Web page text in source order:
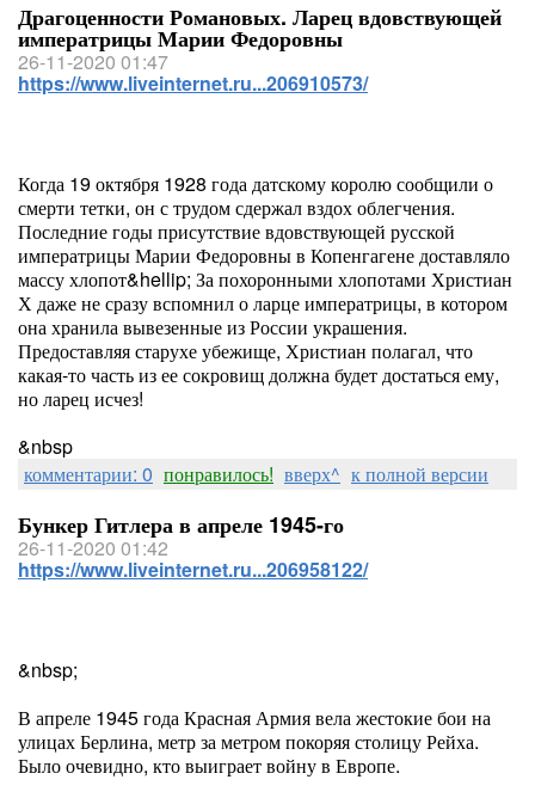
Драгоценности Романовых. Ларец вдовствующей
императрицы Марии Федоровны
26-11-2020 01:47
https://www.liveinternet.ru...206910573/
Когда 19 октября 1928 года датскому королю сообщили о
смерти тетки, он с трудом сдержал вздох облегчения.
Последние годы присутствие вдовствующей русской
императрицы Марии Федоровны в Копенгагене доставляло
массу хлопот&hellip; За похоронными хлопотами Христиан
Х даже не сразу вспомнил о ларце императрицы, в котором
она хранила вывезенные из России украшения.
Предоставляя старухе убежище, Христиан полагал, что
какая-то часть из ее сокровищ должна будет достаться ему,
но ларец исчез!
&nbsp
комментарии: 0 понравилось! вверх^ к полной версии
Бункер Гитлера в апреле 1945-го
26-11-2020 01:42
https://www.liveinternet.ru...206958122/
&nbsp;
В апреле 1945 года Красная Армия вела жестокие бои на
улицах Берлина, метр за метром покоряя столицу Рейха.
Было очевидно, кто выиграет войну в Европе.